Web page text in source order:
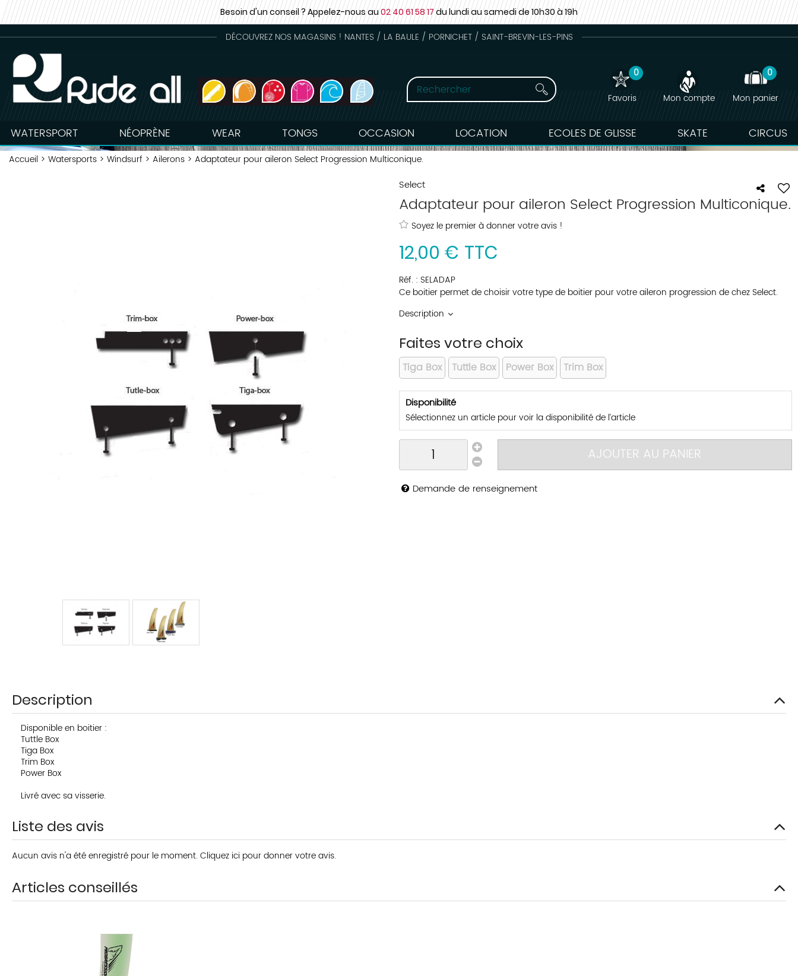
Besoin d'un conseil ? Appelez-nous au02 40 61 58 17 du lundi au samedide 10h30 à 19h
DÉCOUVREZ NOS MAGASINS ! NANTES / LA BAULE / PORNICHET / SAINT-BREVIN-LES-PINS
0
Favoris
Mon compte
0
Mon panier
WATERSPORT NÉOPRÈNE WEAR TONGS OCCASION LOCATION ECOLES DE GLISSE SKATE CIRCUS
Accueil > Watersports > Windsurf > Ailerons > Adaptateur pour aileron Select Progression Multiconique.
Select
Adaptateur pour aileron Select Progression Multiconique.
Soyez le premier à donner votre avis !
12,00 € TTC
Réf. : SELADAP
Ce boitier permet de choisir votre type de boitier pour votre aileron progression de chez Select.
Description
Faites votre choix
Tiga Box Tuttle Box Power Box Trim Box
Disponibilité
Sélectionnez un article pour voir la disponibilité de l’article
AJOUTER AU PANIER
Demande de renseignement
Description
Disponible en boitier :
Tuttle Box
Tiga Box
Trim Box
Power Box
Livré avec sa visserie.
Liste des avis
Aucun avis n'a été enregistré pour le moment. Cliquez ici pour donner votre avis.
Articles conseillés